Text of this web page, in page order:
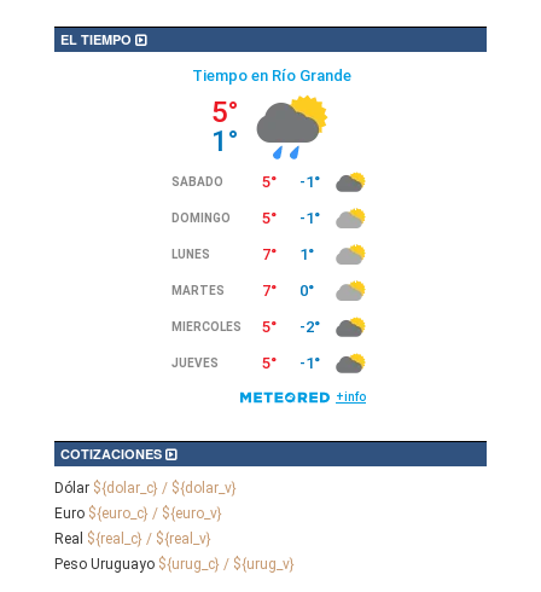
EL TIEMPO
COTIZACIONES
Dólar ${dolar_c} / ${dolar_v}
Euro ${euro_c} / ${euro_v}
Real ${real_c} / ${real_v}
Peso Uruguayo ${urug_c} / ${urug_v}